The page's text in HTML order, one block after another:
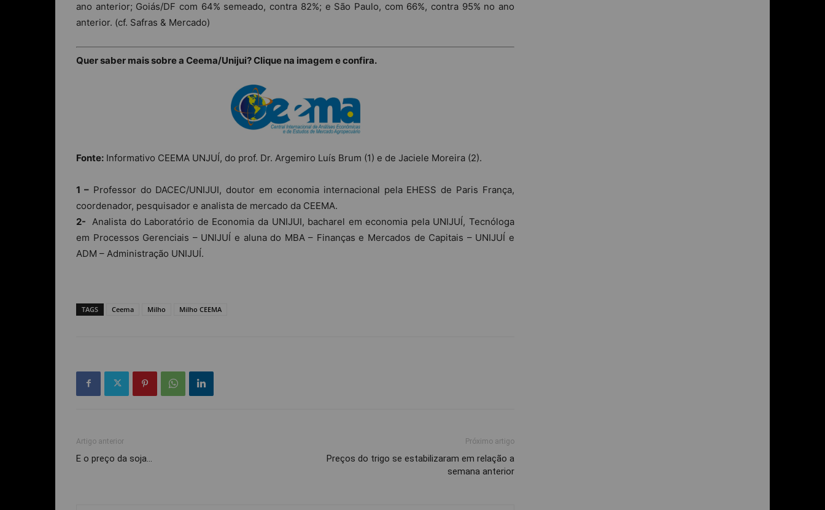
ano anterior; Goiás/DF com 64% semeado, contra 82%; e São Paulo, com 66%, contra 95% no ano
anterior. (cf. Safras & Mercado)
Quer saber mais sobre a Ceema/Unijui? Clique na imagem e confira.
Fonte: Informativo CEEMA UNJUÍ, do prof. Dr. Argemiro Luís Brum (1) e de Jaciele Moreira (2).
1 –Professor do DACEC/UNIJUI, doutor em economia internacional pela EHESS de Paris França,
coordenador, pesquisador e analista de mercado da CEEMA.
2- Analista do Laboratório de Economia da UNIJUI, bacharel em economia pela UNIJUÍ, Tecnóloga
em Processos Gerenciais – UNIJUÍ e aluna do MBA – Finanças e Mercados de Capitais – UNIJUÍ e
ADM – Administração UNIJUÍ.
TAGS Ceema Milho Milho CEEMA
Artigo anterior
E o preço da soja…
Próximo artigo
Preços do trigo se estabilizaram em relação a
semana anterior